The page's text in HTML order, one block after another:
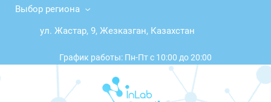
Выбор региона
ул. Жастар, 9, Жезказган, Казахстан
График работы: Пн-Пт с 10:00 до 20:00